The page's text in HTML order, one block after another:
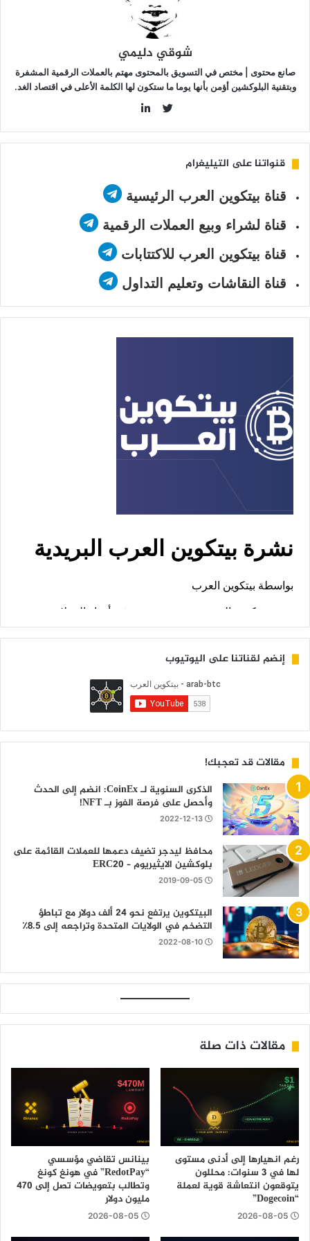
شوقي دليمي
صانع محتوى | مختص في التسويق بالمحتوى مهتم بالعملات الرقمية المشفرة
وبتقنية البلوكشين أؤمن بأنها يوما ما ستكون لها الكلمة الأعلى في اقتصاد الغد.
قنواتنا على التيليغرام
قناة بيتكوين العرب الرئيسية
قناة لشراء وبيع العملات الرقمية
قناة بيتكوين العرب للاكتتابات
قناة النقاشات وتعليم التداول
إنضم لقناتنا على اليوتيوب
مقالات قد تعجبك!
الذكرى السنوية لـ CoinEx: انضم إلى الحدث
وأحصل على فرصة الفوز بـ NFT!
2022-12-13
محافظ ليدجر تضيف دعمها للعملات القائمة على
بلوكشين الايثيريوم – ERC20
2019-09-05
البيتكوين يرتفع نحو 24 ألف دولار مع تباطؤ
التضخم في الولايات المتحدة وتراجعه إلى 8.5٪
2022-08-10
مقالات ذات صلة
رغم انهيارها إلى أدنى مستوى
لها في 3 سنوات: محللون
يتوقعون انتعاشة قوية لعملة
“Dogecoin”
2026-08-05
بينانس تقاضي مؤسسي
“RedotPay” في هونغ كونغ
وتطالب بتعويضات تصل إلى 470
مليون دولار
2026-08-05